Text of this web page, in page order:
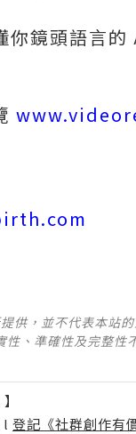
鏡頭語言的
供，並不代表本站
性、準確性及完整性
l 登記《社群創作有